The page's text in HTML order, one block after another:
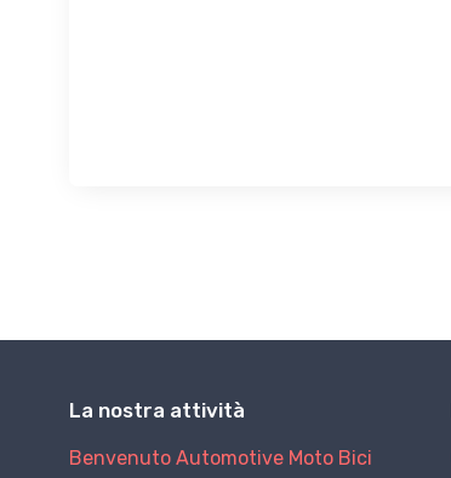
La nostra attività
Benvenuto Automotive Moto Bici